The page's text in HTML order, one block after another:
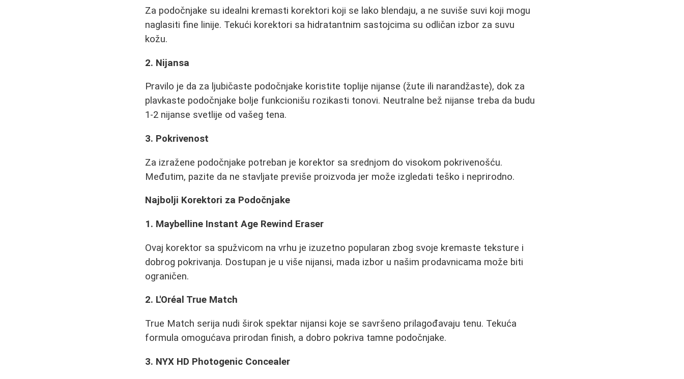
Za podočnjake su idealni kremasti korektori koji se lako blendaju, a ne suviše suvi koji mogu
naglasiti fine linije. Tekući korektori sa hidratantnim sastojcima su odličan izbor za suvu
kožu.
2. Nijansa
Pravilo je da za ljubičaste podočnjake koristite toplije nijanse (žute ili narandžaste), dok za
plavkaste podočnjake bolje funkcionišu rozikasti tonovi. Neutralne bež nijanse treba da budu
1-2 nijanse svetlije od vašeg tena.
3. Pokrivenost
Za izražene podočnjake potreban je korektor sa srednjom do visokom pokrivenošću.
Međutim, pazite da ne stavljate previše proizvoda jer može izgledati teško i neprirodno.
Najbolji Korektori za Podočnjake
1. Maybelline Instant Age Rewind Eraser
Ovaj korektor sa spužvicom na vrhu je izuzetno popularan zbog svoje kremaste teksture i
dobrog pokrivanja. Dostupan je u više nijansi, mada izbor u našim prodavnicama može biti
ograničen.
2. L'Oréal True Match
True Match serija nudi širok spektar nijansi koje se savršeno prilagođavaju tenu. Tekuća
formula omogućava prirodan finish, a dobro pokriva tamne podočnjake.
3. NYX HD Photogenic Concealer